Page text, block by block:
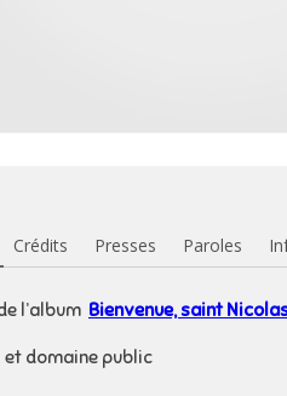
Crédits Presses Paroles
l’album Bienvenue, saint
et domaine public